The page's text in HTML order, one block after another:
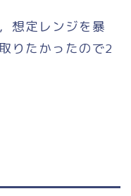
想定レンジを暴
りたかったので2